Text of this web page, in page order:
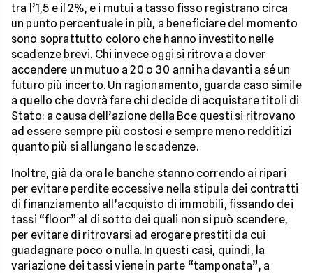
tra l’1,5 e il 2%, e i mutui a tasso fisso registrano circa
un punto percentuale in più, a beneficiare del momento
sono soprattutto coloro che hanno investito nelle
scadenze brevi. Chi invece oggi si ritrova a dover
accendere un mutuo a 20 o 30 anni ha davanti a sé un
futuro più incerto. Un ragionamento, guarda caso simile
a quello che dovrà fare chi decide di acquistare titoli di
Stato: a causa dell’azione della Bce questi si ritrovano
ad essere sempre più costosi e sempre meno redditizi
quanto più si allungano le scadenze.
Inoltre, già da ora le banche stanno correndo ai ripari
per evitare perdite eccessive nella stipula dei contratti
di finanziamento all’acquisto di immobili, fissando dei
tassi “floor” al di sotto dei quali non si può scendere,
per evitare di ritrovarsi ad erogare prestiti da cui
guadagnare poco o nulla. In questi casi, quindi, la
variazione dei tassi viene in parte “tamponata”, a